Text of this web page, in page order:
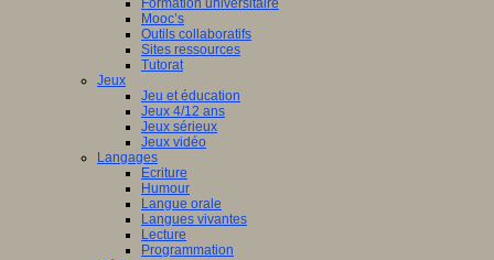
Formation universitaire
Mooc’s
Outils collaboratifs
Sites ressources
Tutorat
Jeux
Jeu et éducation
Jeux 4/12 ans
Jeux sérieux
Jeux vidéo
Langages
Ecriture
Humour
Langue orale
Langues vivantes
Lecture
Programmation